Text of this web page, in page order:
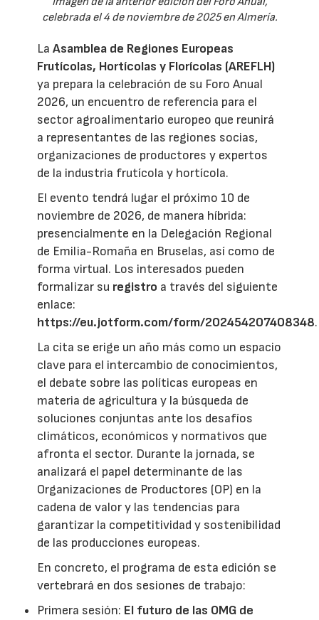
celebrada el 4 de noviembre de 2025 en Almería.
LaAsamblea de Regiones Europeas
Frutícolas, Hortícolas y Florícolas (AREFLH)
ya prepara la celebración de su Foro Anual
2026, un encuentro de referencia para el
sector agroalimentario europeo que reunirá
a representantes de las regiones socias,
organizaciones de productores y expertos
de la industria frutícola y hortícola.
El evento tendrá lugar el próximo 10 de
noviembre de 2026, de manera híbrida:
presencialmente en la Delegación Regional
de Emilia-Romaña en Bruselas, así como de
forma virtual. Los interesados pueden
formalizar su registro a través del siguiente
enlace:
https://eu.jotform.com/form/202454207408348.
La cita se erige un año más como un espacio
clave para el intercambio de conocimientos,
el debate sobre las políticas europeas en
materia de agricultura y la búsqueda de
soluciones conjuntas ante los desafíos
climáticos, económicos y normativos que
afronta el sector. Durante la jornada, se
analizará el papel determinante de las
Organizaciones de Productores (OP) en la
cadena de valor y las tendencias para
garantizar la competitividad y sostenibilidad
de las producciones europeas.
En concreto, el programa de esta edición se
vertebrará en dos sesiones de trabajo:
Primera sesión: El futuro de las OMG de